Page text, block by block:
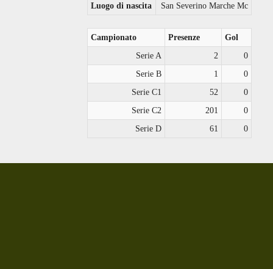
Luogo di nascita
San Severino Marche Mc
Campionato Presenze
Gol
Serie A
2
0
Serie B
1
0
Serie C1
52
0
Serie C2
201
0
Serie D
61 0